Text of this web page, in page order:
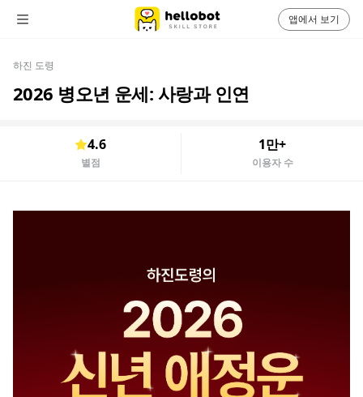
하진 도령
2026 병오년 운세: 사랑과 인연
4.6
별점
1만+
이용자 수
앱에서 보기